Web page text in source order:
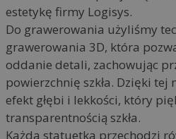
estetykę firmy Logisys.
Do grawerowania użyliśmy
grawerowania 3D, która
oddanie detali, zachowując
powierzchnię szkła. Dzięki
efekt głębi i lekkości, który
transparentnością szkła.
Każda statuetka przechodzi